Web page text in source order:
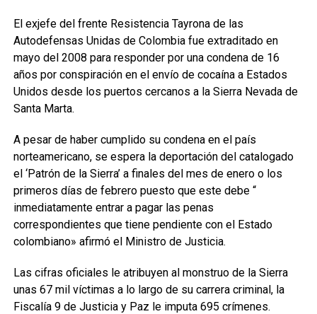
El exjefe del frente Resistencia Tayrona de las
Autodefensas Unidas de Colombia fue extraditado en
mayo del 2008 para responder por una condena de 16
años por conspiración en el envío de cocaína a Estados
Unidos desde los puertos cercanos a la Sierra Nevada de
Santa Marta.
A pesar de haber cumplido su condena en el país
norteamericano, se espera la deportación del catalogado
el ‘Patrón de la Sierra’ a finales del mes de enero o los
primeros días de febrero puesto que este debe “
inmediatamente entrar a pagar las penas
correspondientes que tiene pendiente con el Estado
colombiano» afirmó el Ministro de Justicia.
Las cifras oficiales le atribuyen al monstruo de la Sierra
unas 67 mil víctimas a lo largo de su carrera criminal, la
Fiscalía 9 de Justicia y Paz le imputa 695 crímenes.